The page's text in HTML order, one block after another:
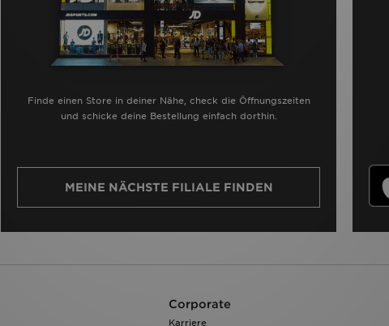
Finde einen Store in deiner Nähe, check die Öffnungszeiten
und schicke deine Bestellung einfach dorthin.
MEINE NÄCHSTE FILIALE FINDEN
Corporate
Karriere